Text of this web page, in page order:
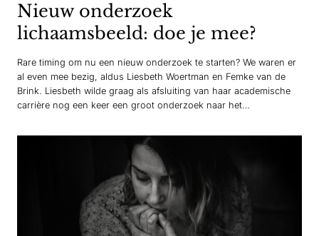
Nieuw onderzoek
lichaamsbeeld: doe je mee?
Rare timing om nu een nieuw onderzoek te starten? We waren er
al even mee bezig, aldus Liesbeth Woertman en Femke van de
Brink. Liesbeth wilde graag als afsluiting van haar academische
carrière nog een keer een groot onderzoek naar het
jaar. In 2007 heeft zij…